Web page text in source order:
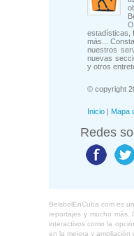
estadísticas,
más...
nuestros
nuevas
y otros
© copyright
Inicio | Mapa
Redes
BeisbolEnCuba.com es
reportajes y mucho
interactivos como la
en la mejora y ampliación